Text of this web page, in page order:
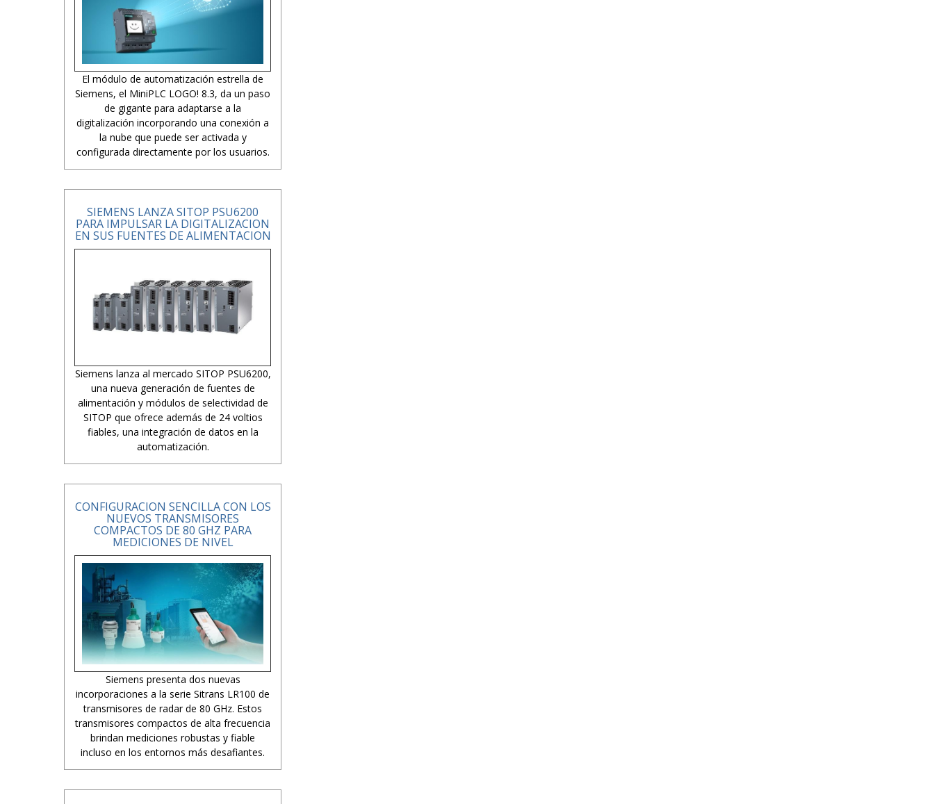
El módulo de automatización estrella de
Siemens, el MiniPLC LOGO! 8.3, da un paso
de gigante para adaptarse a la
digitalización incorporando una conexión a
la nube que puede ser activada y
configurada directamente por los usuarios.
SIEMENS LANZA SITOP PSU6200
PARA IMPULSAR LA DIGITALIZACION
EN SUS FUENTES DE ALIMENTACION
Siemens lanza al mercado SITOP PSU6200,
una nueva generación de fuentes de
alimentación y módulos de selectividad de
SITOP que ofrece además de 24 voltios
fiables, una integración de datos en la
automatización.
CONFIGURACION SENCILLA CON LOS
NUEVOS TRANSMISORES
COMPACTOS DE 80 GHZ PARA
MEDICIONES DE NIVEL
Siemens presenta dos nuevas
incorporaciones a la serie Sitrans LR100 de
transmisores de radar de 80 GHz. Estos
transmisores compactos de alta frecuencia
brindan mediciones robustas y fiable
incluso en los entornos más desafiantes.